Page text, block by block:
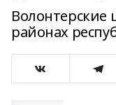
Волонтерские
районах